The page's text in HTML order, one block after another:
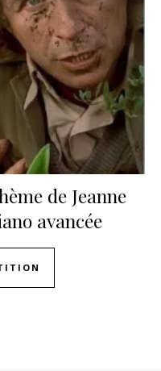
de Jeanne
avancée